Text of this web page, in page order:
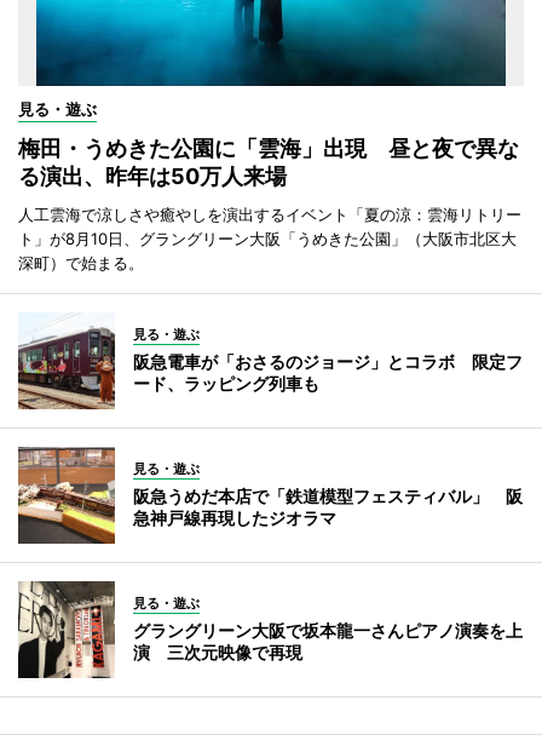
見る・遊ぶ
梅田・うめきた公園に「雲海」出現 昼と夜で異な
る演出、昨年は50万人来場
人工雲海で涼しさや癒やしを演出するイベント「夏の涼：雲海リトリー
ト」が8月10日、グラングリーン大阪「うめきた公園」（大阪市北区大
深町）で始まる。
見る・遊ぶ
阪急電車が「おさるのジョージ」とコラボ 限定フ
ード、ラッピング列車も
見る・遊ぶ
阪急うめだ本店で「鉄道模型フェスティバル」 阪
急神戸線再現したジオラマ
見る・遊ぶ
グラングリーン大阪で坂本龍一さんピアノ演奏を上
演 三次元映像で再現